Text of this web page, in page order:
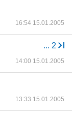
16:54 15.01.2005
... 2
14:00 15.01.2005
13:33 15.01.2005